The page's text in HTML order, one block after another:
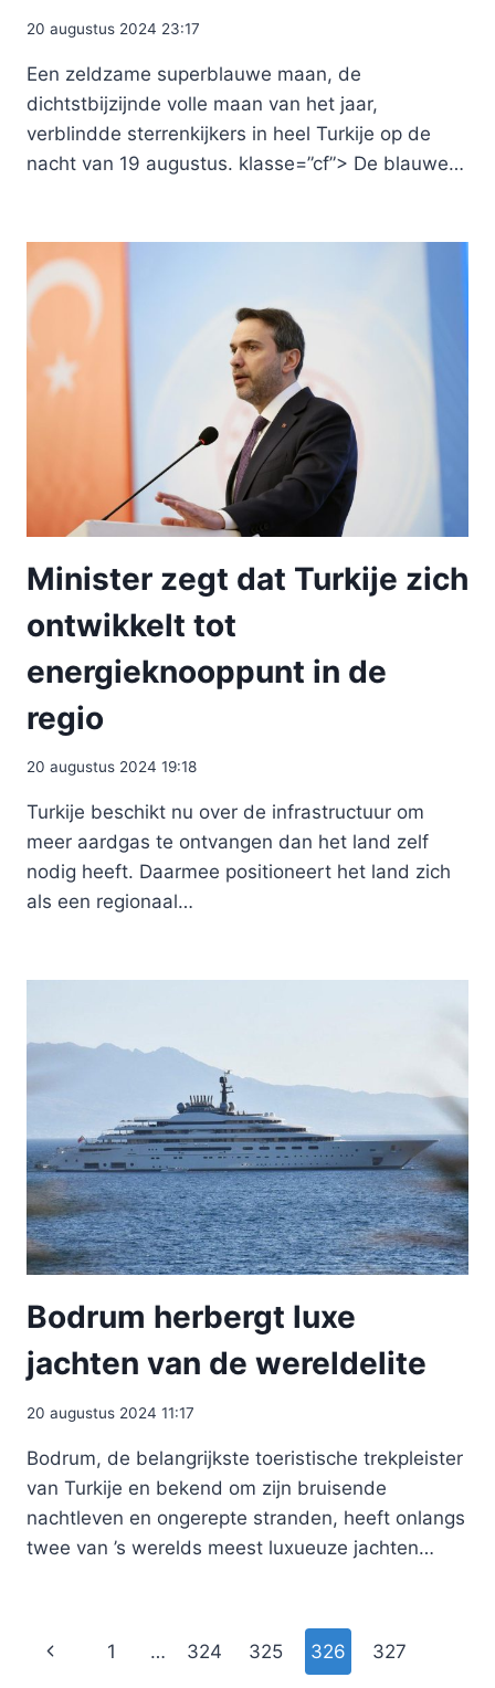
20 augustus 2024 23:17
Een zeldzame superblauwe maan, de
dichtstbijzijnde volle maan van het jaar,
verblindde sterrenkijkers in heel Turkije op de
nacht van 19 augustus. klasse=”cf”> De blauwe…
Minister zegt dat Turkije zich
ontwikkelt tot
energieknooppunt in de
regio
20 augustus 2024 19:18
Turkije beschikt nu over de infrastructuur om
meer aardgas te ontvangen dan het land zelf
nodig heeft. Daarmee positioneert het land zich
als een regionaal…
Bodrum herbergt luxe
jachten van de wereldelite
20 augustus 2024 11:17
Bodrum, de belangrijkste toeristische trekpleister
van Turkije en bekend om zijn bruisende
nachtleven en ongerepte stranden, heeft onlangs
twee van ’s werelds meest luxueuze jachten…
Paginanavigatie
Vorige
1 … 324 325 326 327